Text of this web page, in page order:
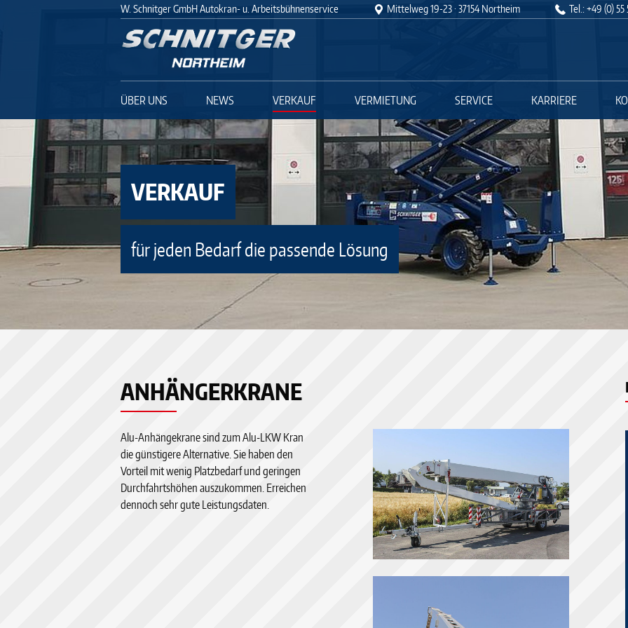
W. Schnitger GmbH Autokran- u. Arbeitsbühnenservice Mittelweg 19-23 · 37154 Northeim Tel.: +49 (0)
ÜBER UNS NEWS VERKAUF VERMIETUNG SERVICE KARRIERE
VERKAUF
für jeden Bedarf die passende Lösung
ANHÄNGERKRANE
Alu-Anhängekrane sind zum Alu-LKW Kran
die günstigere Alternative. Sie haben den
Vorteil mit wenig Platzbedarf und geringen
Durchfahrtshöhen auszukommen. Erreichen
dennoch sehr gute Leistungsdaten.
Wir sind umgezogen!!!
mehr Infos